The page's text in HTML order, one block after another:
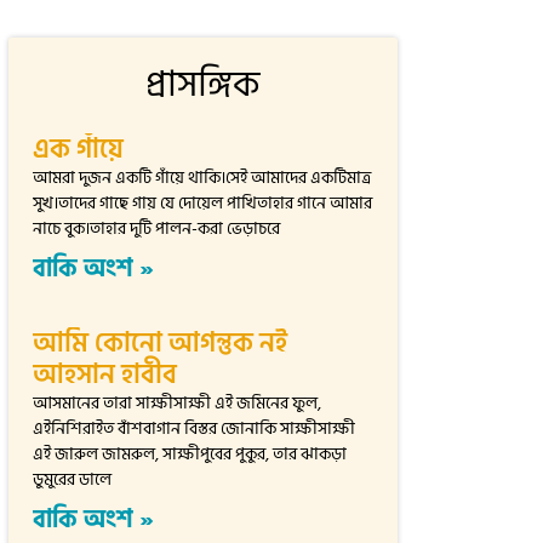
প্রাসঙ্গিক
এক গাঁয়ে
আমরা দুজন একটি গাঁয়ে থাকি।সেই আমাদের একটিমাত্র
সুখ।তাদের গাছে গায় যে দোয়েল পাখিতাহার গানে আমার
নাচে বুক।তাহার দুটি পালন-করা ভেড়াচরে
বাকি অংশ »
আমি কোনো আগন্তুক নই
আহসান হাবীব
আসমানের তারা সাক্ষীসাক্ষী এই জমিনের ফুল,
এইনিশিরাইত বাঁশবাগান বিস্তর জোনাকি সাক্ষীসাক্ষী
এই জারুল জামরুল, সাক্ষীপুবের পুকুর, তার ঝাকড়া
ডুমুরের ডালে
বাকি অংশ »